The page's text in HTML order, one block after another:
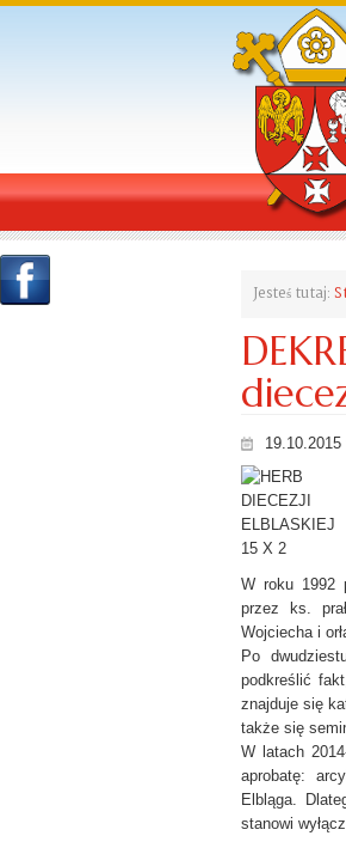
Jesteś tutaj:
19.10.2015
W roku 1992
przez ks.
Wojciecha i
Po
podkreślić
znajduje się
także się
W latach
aprobatę:
Elbląga.
stanowi